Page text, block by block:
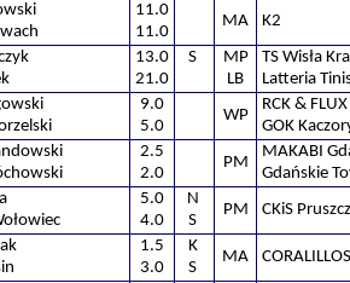
11.0
11.0
MA K2
13.0
21.0
S
MP
LB
TS Wisła
Latteria
9.0
5.0
WP
RCK &
GOK
2.5
2.0
PM
MAKABI
Gdańskie
5.0
4.0
N
S
PM CKiS
1.5
3.0
K
S
MA